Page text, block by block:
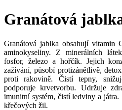
Granátová
Granátová jablka obsahují
aminokyseliny. Z minerálních
fosfor, železo a hořčík. Jejich
zažívání, působí protizánětlivě,
proti rakovině. Čistí tepny,
podporuje krvetvorbu. Udržuje
imunitní systém, čistí ledviny a játra.
křečových žil.